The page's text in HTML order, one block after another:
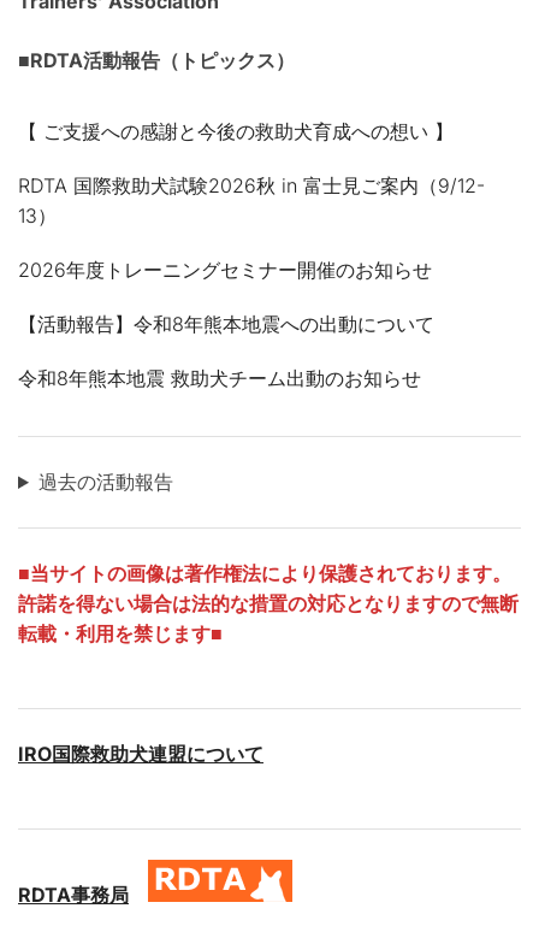
■RDTA活動報告（トピックス）
【 ご支援への感謝と今後の救助犬育成への想い 】
RDTA 国際救助犬試験2026秋 in 富士見ご案内（9/12-
13）
2026年度トレーニングセミナー開催のお知らせ
【活動報告】令和8年熊本地震への出動について
令和8年熊本地震 救助犬チーム出動のお知らせ
過去の活動報告
■当サイトの画像は著作権法により保護されております。
許諾を得ない場合は法的な措置の対応となりますので無断
転載・利用を禁じます■
IRO国際救助犬連盟について
RDTA事務局